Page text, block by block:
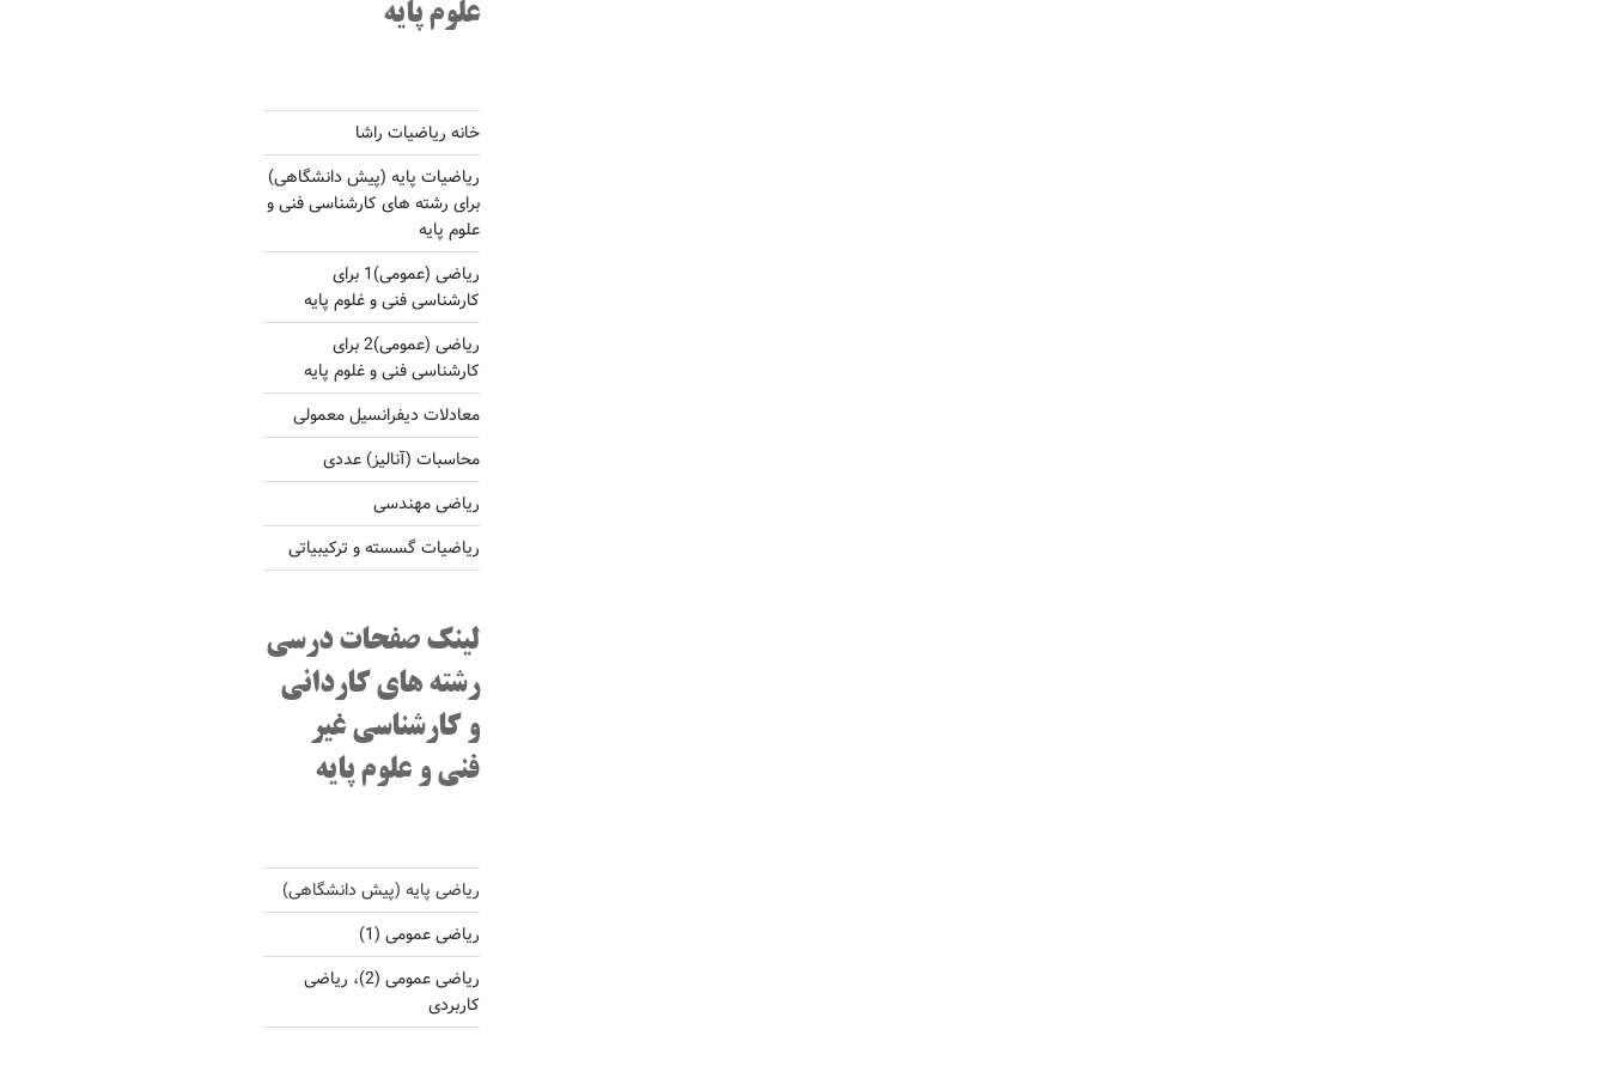
علوم پایه
خانه ریاضیات راشا
ریاضیات پایه (پیش دانشگاهی)
برای رشته های کارشناسی فنی و
علوم پایه
ریاضی (عمومی)1 برای
کارشناسی فنی و غلوم پایه
ریاضی (عمومی)2 برای
کارشناسی فنی و غلوم پایه
معادلات دیفرانسیل معمولی
محاسبات (آنالیز) عددی
ریاضی مهندسی
ریاضیات گسسته و ترکیبیاتی
لینک صفحات درسی
رشته های کاردانی
و کارشناسی غیر
فنی و علوم پایه
ریاضی پایه (پیش دانشگاهی)
ریاضی عمومی (1)
ریاضی عمومی (2)، ریاضی
کاربردی